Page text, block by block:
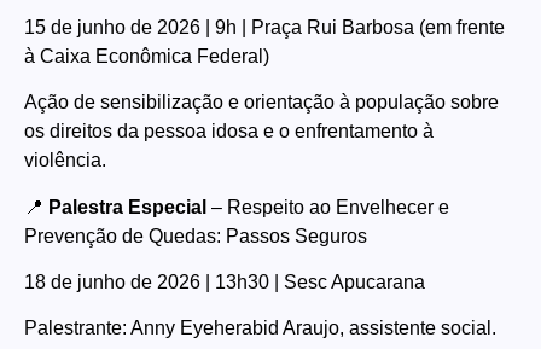
15 de junho de 2026 | 9h | Praça Rui Barbosa (em frente
à Caixa Econômica Federal)
Ação de sensibilização e orientação à população sobre
os direitos da pessoa idosa e o enfrentamento à
violência.
📍 Palestra Especial – Respeito ao Envelhecer e
Prevenção de Quedas: Passos Seguros
18 de junho de 2026 | 13h30 | Sesc Apucarana
Palestrante: Anny Eyeherabid Araujo, assistente social.